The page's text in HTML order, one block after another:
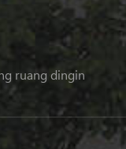
ruang dingin